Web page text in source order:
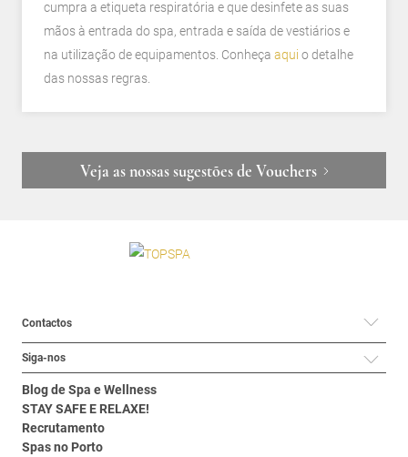
cumpra a etiqueta respiratória e que desinfete as suas
mãos à entrada do spa, entrada e saída de vestiários e
na utilização de equipamentos. Conheça aqui o detalhe
das nossas regras.
Veja as nossas sugestões de Vouchers
Contactos
Siga-nos
Blog de Spa e Wellness
STAY SAFE E RELAXE!
Recrutamento
Spas no Porto